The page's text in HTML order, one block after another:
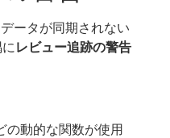
ータが同期されない
レビュー追跡の警告
の動的な関数が使用